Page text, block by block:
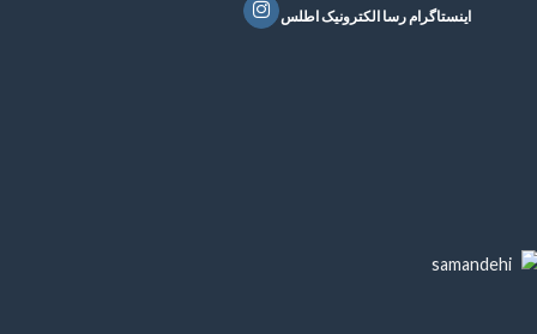
اینستاگرام رسا الکترونیک اطلس